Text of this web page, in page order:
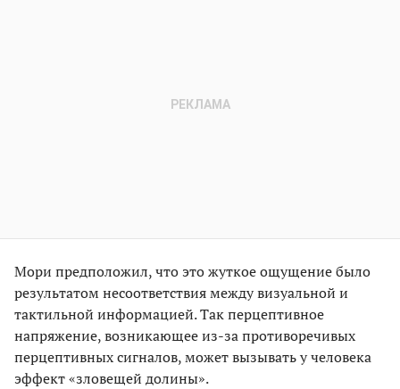
Мори предположил, что это жуткое ощущение было
результатом несоответствия между визуальной и
тактильной информацией. Так перцептивное
напряжение, возникающее из-за противоречивых
перцептивных сигналов, может вызывать у человека
эффект «зловещей долины».